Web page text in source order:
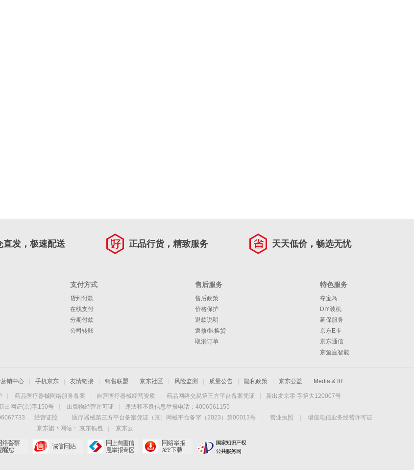
直发，极速配送 正品行货，精致服务 天天低价，畅选无忧
支付方式
货到付款
在线支付
分期付款
公司转账
售后服务
售后政策
价格保护
退款说明
返修/退换货
取消订单
特色服务
夺宝岛
DIY装机
延保服务
京东E卡
京东通信
京鱼座智能
营销中心 手机京东 友情链接 销售联盟 京东社区 风险监测 质量公告 隐私政策 京东公益 Media & IR
药品医疗器械网络服务备案 自营医疗器械经营资质 药品网络交易第三方平台备案凭证
新出发京零 字第大120007号
出网证(京)字150号
出版物经营许可证
违法和不良信息举报电话：4006561155
经营证照 医疗器械第三方平台备案凭证（京）网械平台备字（2023）第00013号 营业执照
增值电信业务经营许可证
京东旗下网站：
京东钱包
京东云